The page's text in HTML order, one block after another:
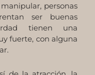
personas
ser buenas
tienen una
fuerte, con alguna